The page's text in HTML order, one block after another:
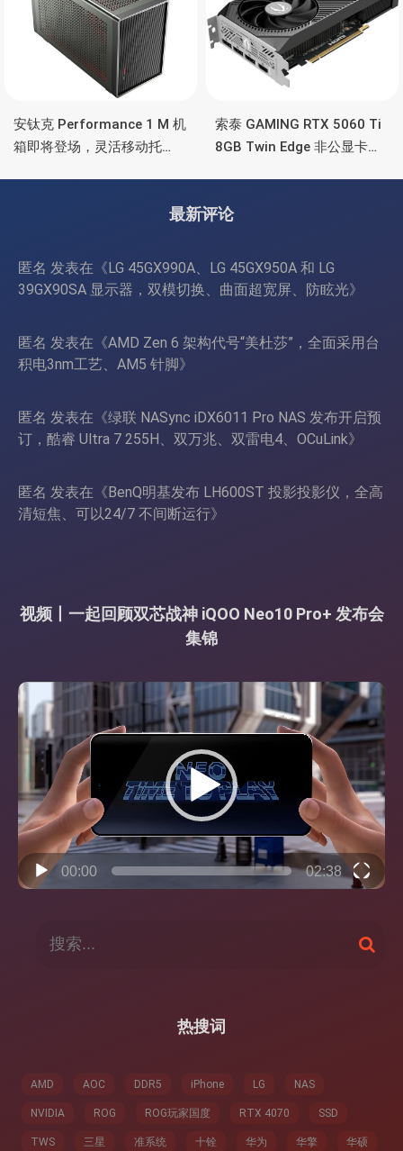
安钛克 Performance 1 M 机
箱即将登场，灵活移动托
索泰 GAMING RTX 5060 Ti
8GB Twin Edge 非公显卡，
最新评论
匿名 发表在《 LG 45GX990A、LG 45GX950A 和 LG
39GX90SA 显示器，双模切换、曲面超宽屏、防眩光》
匿名 发表在《AMD Zen 6 架构代号“美杜莎”，全面采用台
积电3nm工艺、AM5 针脚》
匿名 发表在《绿联 NASync iDX6011 Pro NAS 发布开启预
订，酷睿 Ultra 7 255H、双万兆、双雷电4、OCuLink》
匿名 发表在《 BenQ明基发布 LH600ST 投影投影仪，全高
清短焦、可以24/7 不间断运行》
视频丨一起回顾双芯战神 iQOO Neo10 Pro+ 发布会
集锦
视
频
播
放
器
00:00 02:38
搜
索
热搜词
AMD AOC DDR5 iPhone LG NAS
NVIDIA ROG ROG玩家国度 RTX 4070 SSD
TWS 三星 准系统 十铨 华为 华擎 华硕